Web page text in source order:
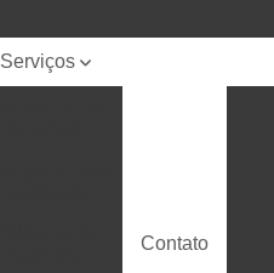
Serviços
Contato